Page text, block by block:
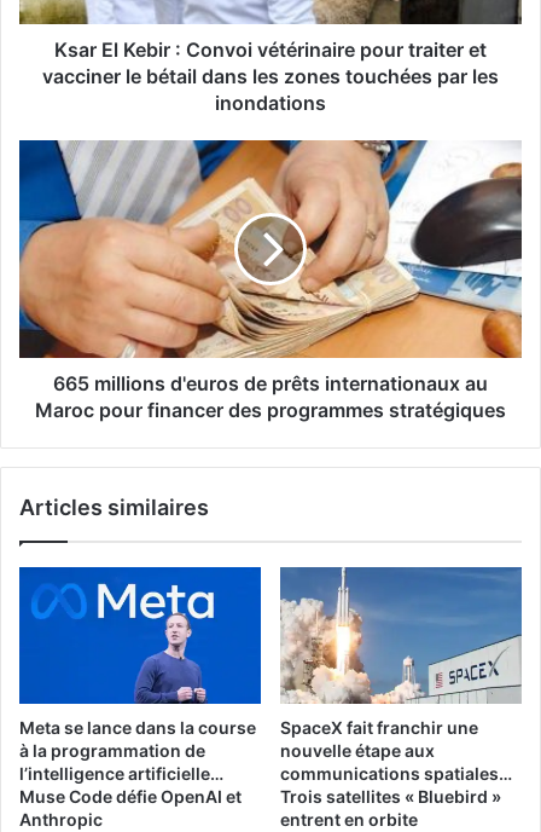
et
vacciner
zones
touchées
par
les
inondations
Ksar El Kebir : Convoi vétérinaire pour traiter et
vacciner le bétail dans les zones touchées par les
inondations
millions
d'euros
de
prêts
internationaux
au
Maroc
pour
financer
des
665 millions d'euros de prêts internationaux au
Maroc pour financer des programmes stratégiques
Articles similaires
Meta se lance dans la course
à la programmation de
l’intelligence artificielle…
Muse Code défie OpenAI et
Anthropic
SpaceX fait franchir une
nouvelle étape aux
communications spatiales…
Trois satellites « Bluebird »
entrent en orbite